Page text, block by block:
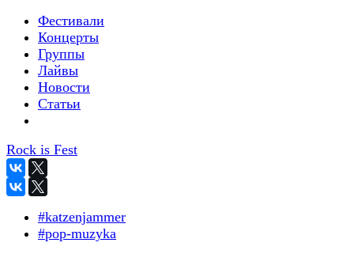
Фестивали
Концерты
Группы
Лайвы
Новости
Статьи
Rock is Fest
#katzenjammer
#pop-muzyka